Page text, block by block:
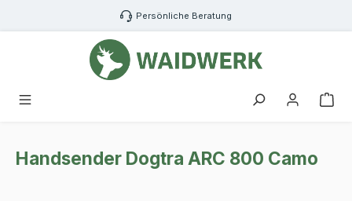
Zum Hauptinhalt springen Persönliche Beratung
Handsender Dogtra ARC 800 Camo